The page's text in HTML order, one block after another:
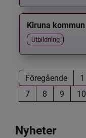
Kiruna kommun
Utbildning
Föregående 1
7
8 9 10
Nyheter